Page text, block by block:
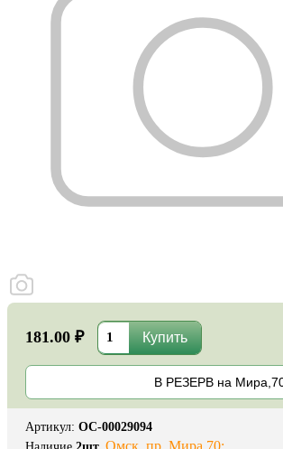
181.00 ₽
В РЕЗЕРВ на
Артикул: ОС-00029094
Омск, пр. Мира 70: